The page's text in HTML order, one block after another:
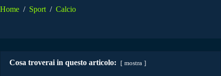
Home / Sport / Calcio
Cosa troverai in questo articolo: mostra